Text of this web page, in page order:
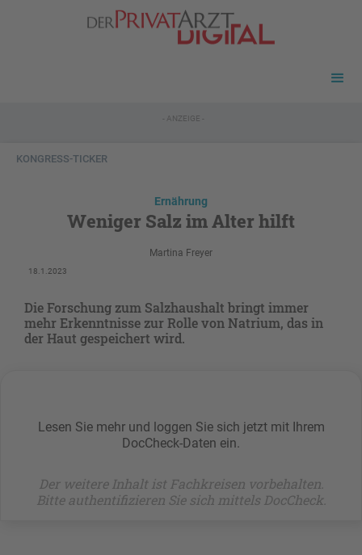
- ANZEIGE -
KONGRESS-TICKER
Ernährung
Weniger Salz im Alter hilft
Martina Freyer
18.1.2023
Die Forschung zum Salzhaushalt bringt immer
mehr Erkenntnisse zur Rolle von Natrium, das in
der Haut gespeichert wird.
Lesen Sie mehr und loggen Sie sich jetzt mit Ihrem
DocCheck-Daten ein.
Der weitere Inhalt ist Fachkreisen vorbehalten.
Bitte authentifizieren Sie sich mittels DocCheck.